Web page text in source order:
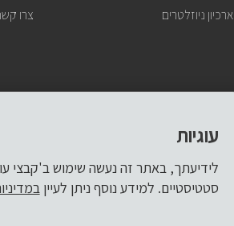
ארכיון ניוזלטרים
צרו
עוגיות
סטטיסטיים. למידע נוסף ניתן לעיין